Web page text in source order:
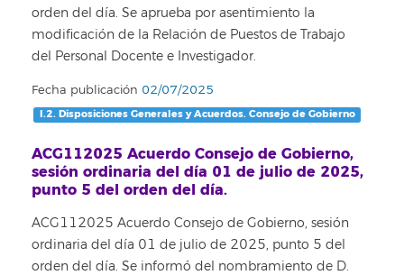
orden del día. Se aprueba por asentimiento la
modificación de la Relación de Puestos de Trabajo
del Personal Docente e Investigador.
Fecha publicación 02/07/2025
I.2. Disposiciones Generales y Acuerdos. Consejo de Gobierno
ACG112025 Acuerdo Consejo de Gobierno,
sesión ordinaria del día 01 de julio de 2025,
punto 5 del orden del día.
ACG112025 Acuerdo Consejo de Gobierno, sesión
ordinaria del día 01 de julio de 2025, punto 5 del
orden del día. Se informó del nombramiento de D.